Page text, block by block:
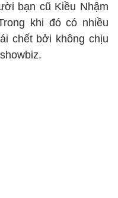
bạn cũ Kiều Nhậm
khi đó có nhiều
chết bởi không chịu